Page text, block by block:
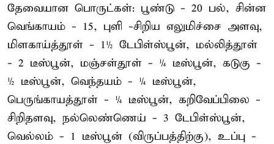
தேவையான பொருட்கள்: பூண்டு - 20 பல், சின்ன
வெங்காயம் - 15, புளி -சிறிய எலுமிச்சை அளவு,
மிளகாய்த்தூள் - 1½ டேபிள்ஸ்பூன், மல்லித்தூள்
- 2 டீஸ்பூன், மஞ்சள்தூள் - ¼ டீஸ்பூன், கடுகு -
½ டீஸ்பூன், வெந்தயம் - ¼ டீஸ்பூன்,
பெருங்காயத்தூள் - ¼ டீஸ்பூன், கறிவேப்பிலை -
சிறிதளவு, நல்லெண்ணெய் - 3 டேபிள்ஸ்பூன்,
வெல்லம் - 1 டீஸ்பூன் (விருப்பத்திற்கு), உப்பு -